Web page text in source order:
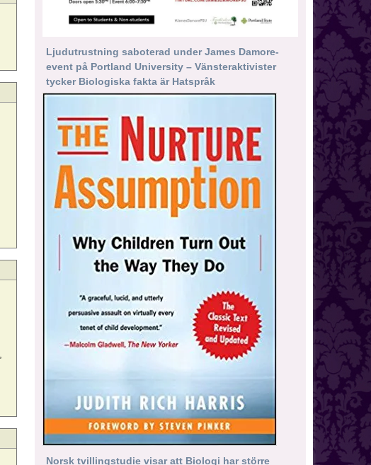
Ljudutrustning saboterad under James Damore-
event på Portland University – Vänsteraktivister
tycker Biologiska fakta är Hatspråk
Norsk tvillingstudie visar att Biologi har större